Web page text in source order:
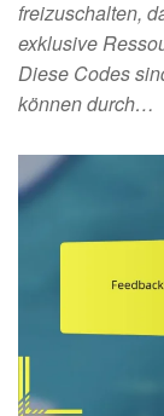
freizuschalten,
exklusive
Diese Codes
können durch…